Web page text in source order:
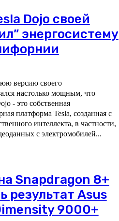
Dojo своей
энергосистему
версию своего
настолько мощным, что
платформа Tesla, созданная с
интеллекта, в частности,
с электромобилей...
Snapdragon 8+
результат Asus
9000+